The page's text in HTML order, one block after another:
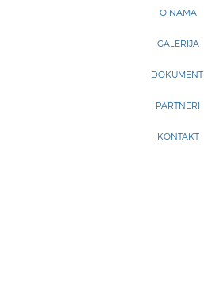
O NAMA
GALERIJA
DOKUMENTI
PARTNERI
KONTAKT